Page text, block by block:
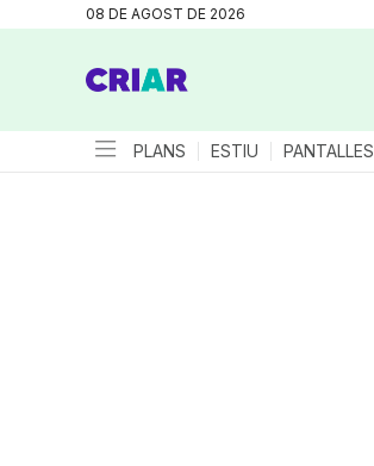
08 DE AGOST DE 2026
PLANS ESTIU PANTALLES